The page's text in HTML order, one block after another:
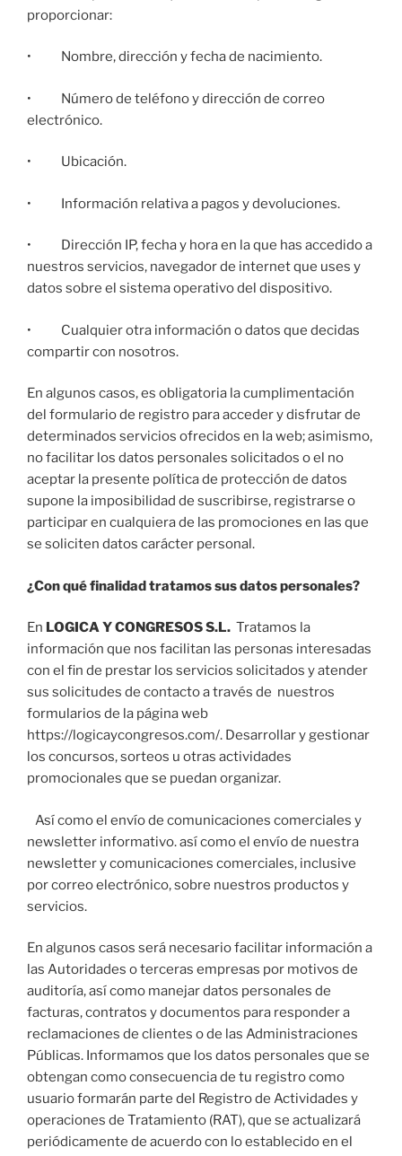
proporcionar:
• Nombre, dirección y fecha de nacimiento.
• Número de teléfono y dirección de correo
electrónico.
• Ubicación.
• Información relativa a pagos y devoluciones.
• Dirección IP, fecha y hora en la que has accedido a
nuestros servicios, navegador de internet que uses y
datos sobre el sistema operativo del dispositivo.
• Cualquier otra información o datos que decidas
compartir con nosotros.
En algunos casos, es obligatoria la cumplimentación
del formulario de registro para acceder y disfrutar de
determinados servicios ofrecidos en la web; asimismo,
no facilitar los datos personales solicitados o el no
aceptar la presente política de protección de datos
supone la imposibilidad de suscribirse, registrarse o
participar en cualquiera de las promociones en las que
se soliciten datos carácter personal.
¿Con qué finalidad tratamos sus datos personales?
En LOGICA Y CONGRESOS S.L. Tratamos la
información que nos facilitan las personas interesadas
con el fin de prestar los servicios solicitados y atender
sus solicitudes de contacto a través de nuestros
formularios de la página web
https://logicaycongresos.com/. Desarrollar y gestionar
los concursos, sorteos u otras actividades
promocionales que se puedan organizar.
Así como el envío de comunicaciones comerciales y
newsletter informativo. así como el envío de nuestra
newsletter y comunicaciones comerciales, inclusive
por correo electrónico, sobre nuestros productos y
servicios.
En algunos casos será necesario facilitar información a
las Autoridades o terceras empresas por motivos de
auditoría, así como manejar datos personales de
facturas, contratos y documentos para responder a
reclamaciones de clientes o de las Administraciones
Públicas. Informamos que los datos personales que se
obtengan como consecuencia de tu registro como
usuario formarán parte del Registro de Actividades y
operaciones de Tratamiento (RAT), que se actualizará
periódicamente de acuerdo con lo establecido en el